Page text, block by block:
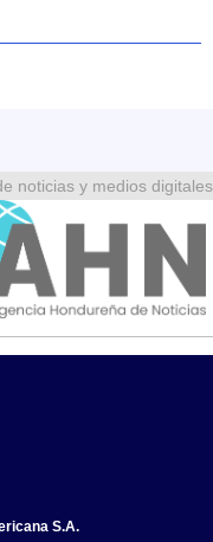
noticias y medios digitales
S.A.